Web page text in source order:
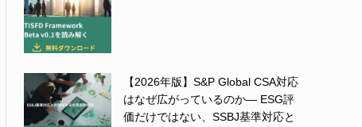
【2026年版】S&P Global CSA対応
はなぜ広がっているのか― ESG評
価だけではない、SSBJ基準対応と